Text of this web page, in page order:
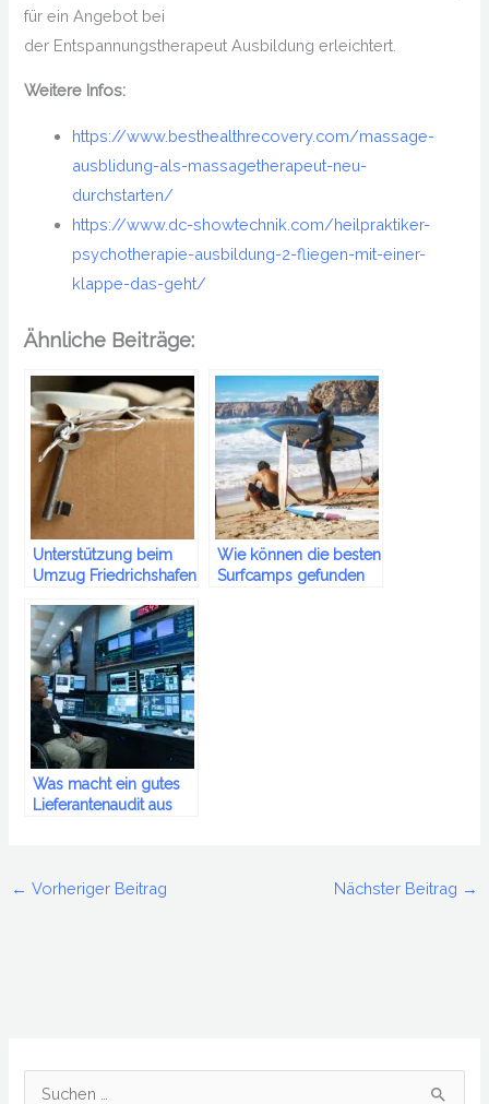
für ein Angebot bei
der Entspannungstherapeut Ausbildung erleichtert.
Weitere Infos:
https://www.besthealthrecovery.com/massage-
ausblidung-als-massagetherapeut-neu-
durchstarten/
https://www.dc-showtechnik.com/heilpraktiker-
psychotherapie-ausbildung-2-fliegen-mit-einer-
klappe-das-geht/
Ähnliche Beiträge:
Unterstützung beim
Umzug Friedrichshafen
Wie können die besten
Surfcamps gefunden
Was macht ein gutes
Lieferantenaudit aus
← Vorheriger Beitrag Nächster Beitrag →